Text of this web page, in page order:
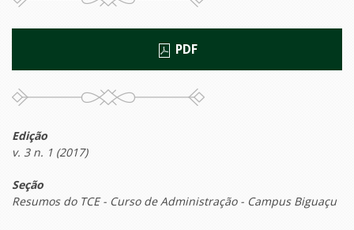
PDF
Edição
v. 3 n. 1 (2017)
Seção
Resumos do TCE - Curso de Administração - Campus Biguaçu